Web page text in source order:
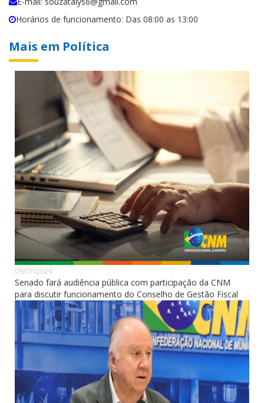
Horários de funcionamento: Das 08:00 as 13:00
Mais em Política
09/07/2026
Senado fará audiência pública com participação da CNM
para discutir funcionamento do Conselho de Gestão Fiscal